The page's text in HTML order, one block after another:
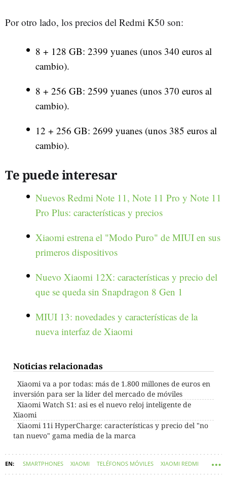
Por otro lado, los precios del Redmi K50 son:
8 + 128 GB: 2399 yuanes (unos 340 euros al
cambio).
8 + 256 GB: 2599 yuanes (unos 370 euros al
cambio).
12 + 256 GB: 2699 yuanes (unos 385 euros al
cambio).
Te puede interesar
Nuevos Redmi Note 11, Note 11 Pro y Note 11
Pro Plus: características y precios
Xiaomi estrena el "Modo Puro" de MIUI en sus
primeros dispositivos
Nuevo Xiaomi 12X: características y precio del
que se queda sin Snapdragon 8 Gen 1
MIUI 13: novedades y características de la
nueva interfaz de Xiaomi
Noticias relacionadas
Xiaomi va a por todas: más de 1.800 millones de euros en
inversión para ser la líder del mercado de móviles
Xiaomi Watch S1: asi es el nuevo reloj inteligente de
Xiaomi
Xiaomi 11i HyperCharge: características y precio del "no
tan nuevo" gama media de la marca
SMARTPHONES XIAOMI TELÉFONOS MÓVILES XIAOMI REDMI